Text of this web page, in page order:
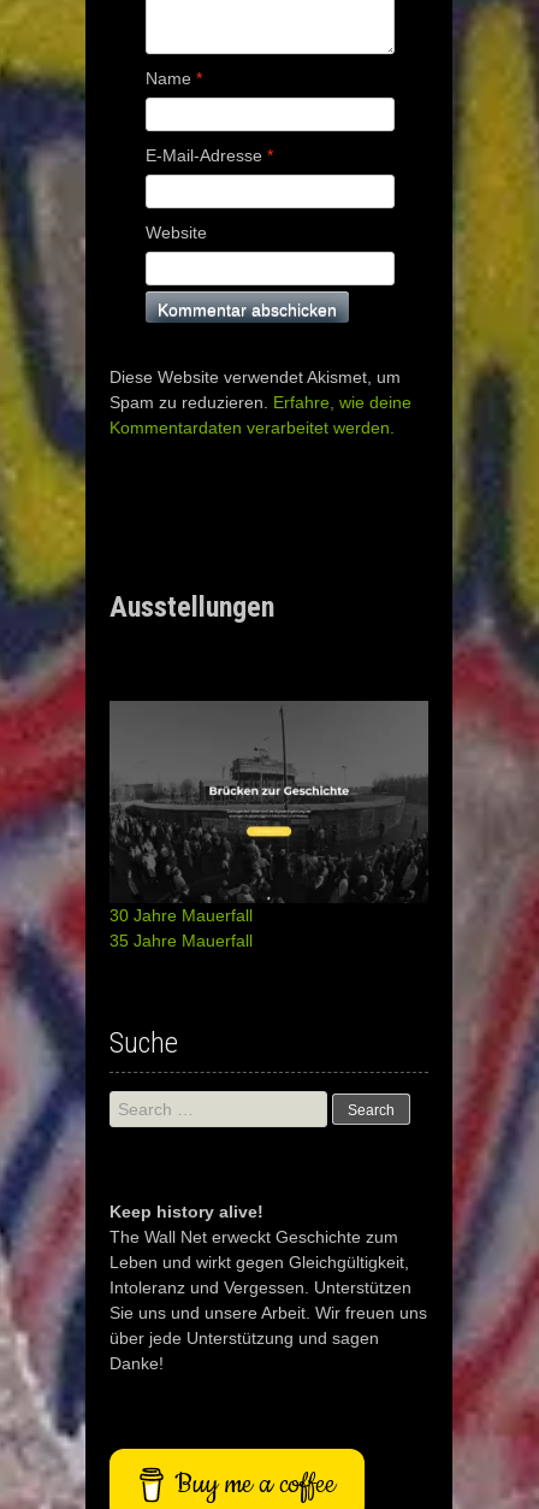
Name *
E-Mail-Adresse *
Website
Diese Website verwendet Akismet, um
Spam zu reduzieren. Erfahre, wie deine
Kommentardaten verarbeitet werden.
Ausstellungen
30 Jahre Mauerfall
35 Jahre Mauerfall
Suche
Search
for:
Keep history alive!
The Wall Net erweckt Geschichte zum
Leben und wirkt gegen Gleichgültigkeit,
Intoleranz und Vergessen. Unterstützen
Sie uns und unsere Arbeit. Wir freuen uns
über jede Unterstützung und sagen
Danke!
Buy me a coffee